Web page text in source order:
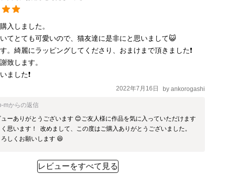
入しました。
てとても可愛いので、猫友達に是非にと思いまして😺
。綺麗にラッピングしてくださり、おまけまで頂きました❗
致します。
ました❗
2022年7月16日 by ankorogashi
mからの返信
ーありがとうございます 😊ご友人様に作品を気に入っていただけます
思います！  改めまして、この度はご購入ありがとうございました。
しくお願いします 😆
レビューをすべて見る